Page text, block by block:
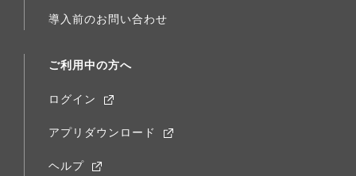
導入前のお問い合わせ
ご利用中の方へ
ログイン
アプリダウンロード
ヘルプ